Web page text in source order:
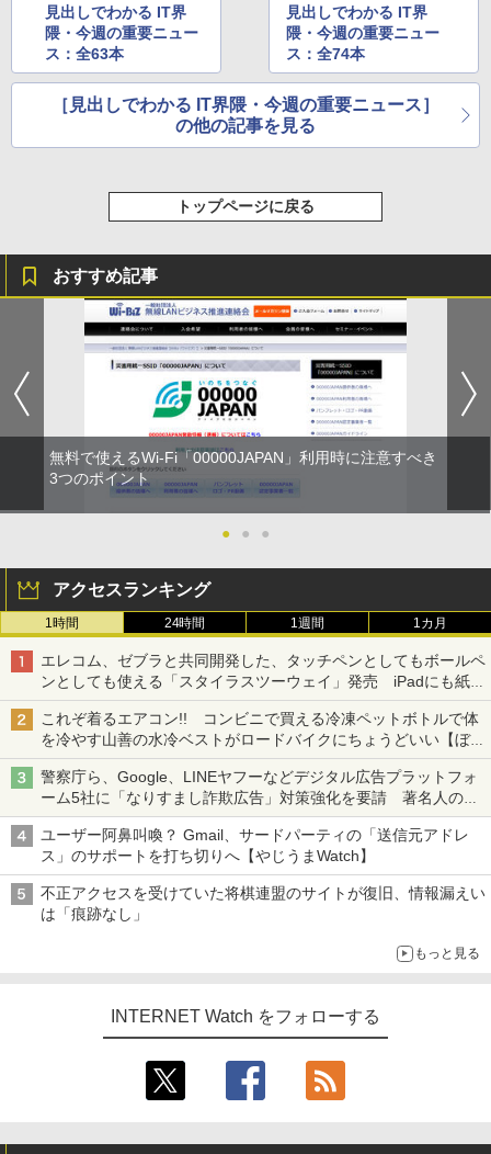
見出しでわかる IT界
隈・今週の重要ニュー
ス：全63本
見出しでわかる IT界
隈・今週の重要ニュー
ス：全74本
［見出しでわかる IT界隈・今週の重要ニュース］
の他の記事を見る
トップページに戻る
おすすめ記事
無料で使えるWi-Fi「00000JAPAN」利用時に注意すべき
3つのポイント
● ● ●
アクセスランキング
1時間 24時間 1週間 1カ月
エレコム、ゼブラと共同開発した、タッチペンとしてもボールペ
ンとしても使える「スタイラスツーウェイ」発売 iPadにも紙に
も、持ち替えずに書き込める
これぞ着るエアコン!! コンビニで買える冷凍ペットボトルで体
を冷やす山善の水冷ベストがロードバイクにちょうどいい【ぼっ
ち・ざ・ろーど！その14】【空いた時間でなにしてる？】
警察庁ら、Google、LINEヤフーなどデジタル広告プラットフォ
ーム5社に「なりすまし詐欺広告」対策強化を要請 著名人の写
真や映像を使った投資詐欺などへの対策として
ユーザー阿鼻叫喚？ Gmail、サードパーティの「送信元アドレ
ス」のサポートを打ち切りへ【やじうまWatch】
不正アクセスを受けていた将棋連盟のサイトが復旧、情報漏えい
は「痕跡なし」
もっと見る
INTERNET Watch をフォローする